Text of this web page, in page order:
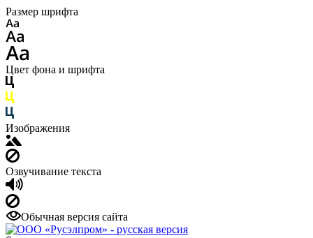
Размер шрифта
Цвет фона и шрифта
Изображения
Озвучивание текста
Обычная версия сайта